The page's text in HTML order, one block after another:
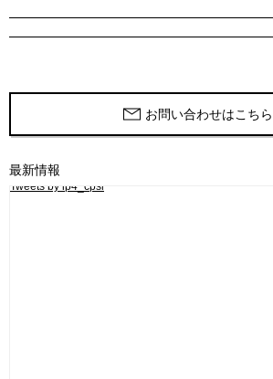
お問い合わせはこちら
最新情報
Tweets by ip4_cpsl